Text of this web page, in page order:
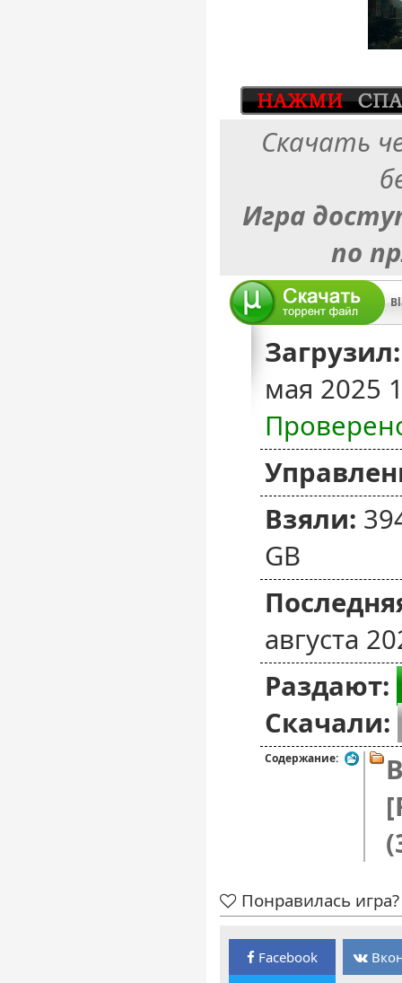
Скачать
Игра
по
Загрузил:
мая 2025
Взяли:
GB
августа
Раздают:
Скачали:
Содержание:
Понравилась
Facebook